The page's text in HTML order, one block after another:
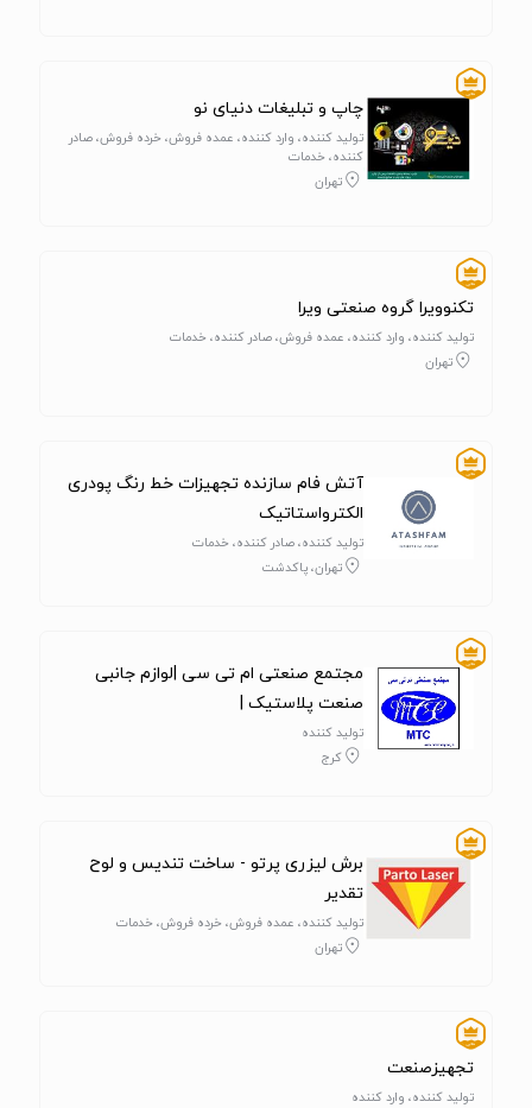
چاپ و تبلیغات دنیای نو
تولید کننده، وارد کننده، عمده فروش، خرده فروش، صادر
کننده، خدمات
تهران
تکنوویرا گروه صنعتی ویرا
تولید کننده، وارد کننده، عمده فروش، صادر کننده، خدمات
تهران
آتش فام سازنده تجهیزات خط رنگ پودری
الکترواستاتیک
تولید کننده، صادر کننده، خدمات
تهران، پاکدشت
مجتمع صنعتی ام تی سی |لوازم جانبی
صنعت پلاستیک |
تولید کننده
کرج
برش لیزری پرتو - ساخت تندیس و لوح
تقدیر
تولید کننده، عمده فروش، خرده فروش، خدمات
تهران
تجهیزصنعت
تولید کننده، وارد کننده